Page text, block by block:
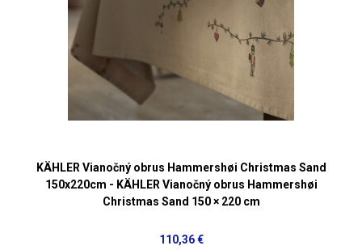
KÄHLER Vianočný obrus Hammershøi Christmas Sand
150x220cm - KÄHLER Vianočný obrus Hammershøi
Christmas Sand 150 × 220 cm
110,36 €